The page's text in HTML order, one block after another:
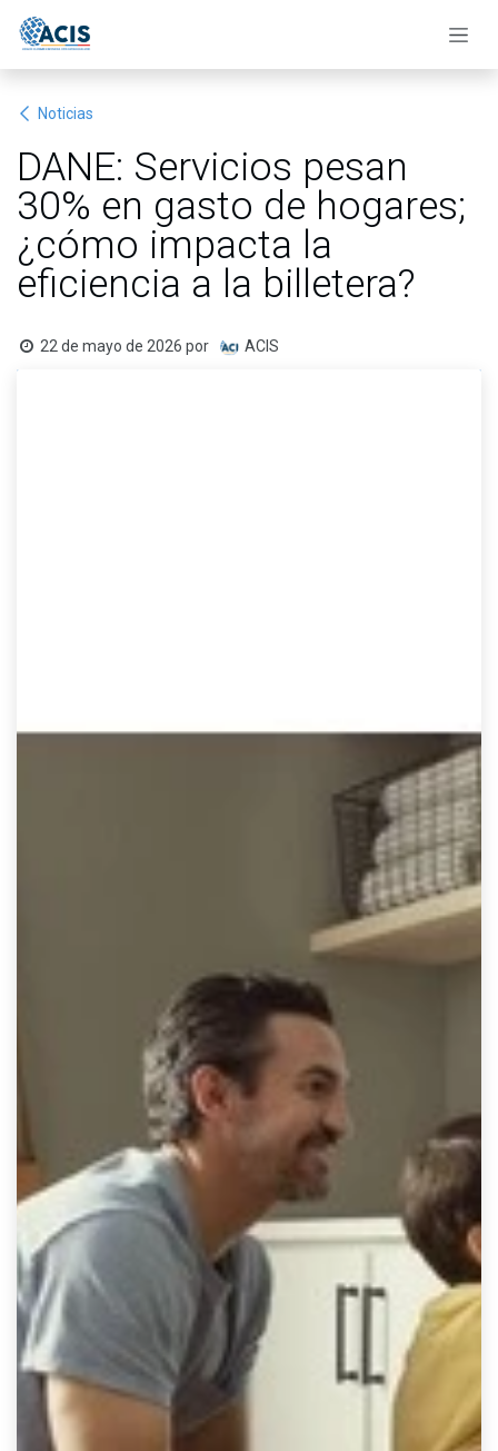
Noticias
DANE: Servicios pesan
30% en gasto de hogares;
¿cómo impacta la
eficiencia a la billetera?
22 de mayo de 2026 por ACIS